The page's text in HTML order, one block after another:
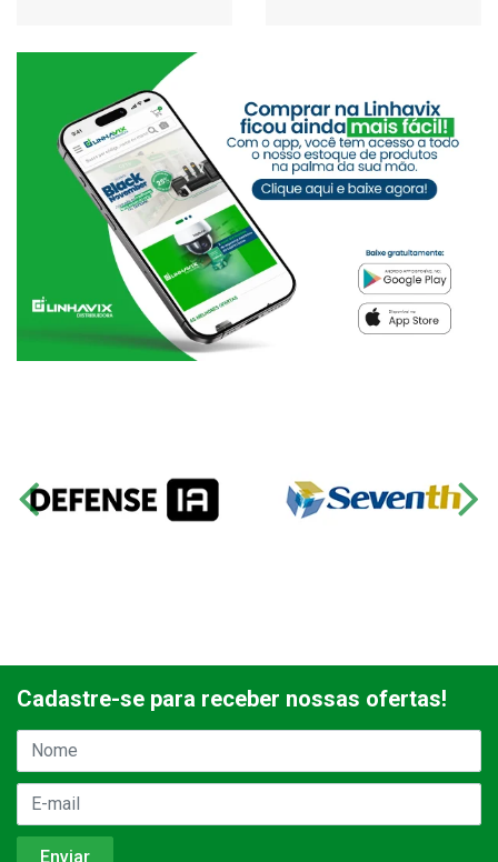
Cadastre-se para receber nossas ofertas!